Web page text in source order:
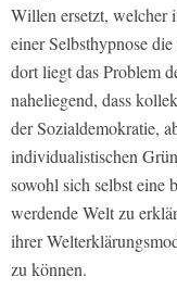
Willen ersetzt, welcher
einer Selbsthypnose
dort liegt das Problem
naheliegend, dass
der Sozialdemokratie,
individualistischen
sowohl sich selbst eine
werdende Welt zu
ihrer
zu können.